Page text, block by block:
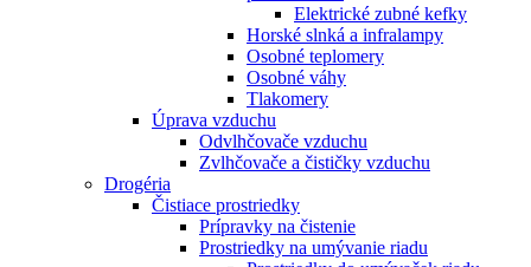
Elektrické zubné kefky
Horské slnká a infralampy
Osobné teplomery
Osobné váhy
Tlakomery
Úprava vzduchu
Odvlhčovače vzduchu
Zvlhčovače a čističky vzduchu
Drogéria
Čistiace prostriedky
Prípravky na čistenie
Prostriedky na umývanie riadu